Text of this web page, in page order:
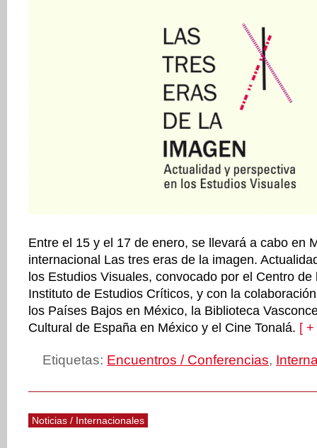
Entre el 15 y el 17 de enero, se llevará a cabo en
internacional Las tres eras de la imagen.
los Estudios Visuales, convocado por el Centro
Instituto de Estudios Críticos, y con la
los Países Bajos en México, la Biblioteca
Cultural de España en México y el Cine Tonalá. [ +
Etiquetas: Encuentros / Conferencias,
Noticias / Internacionales